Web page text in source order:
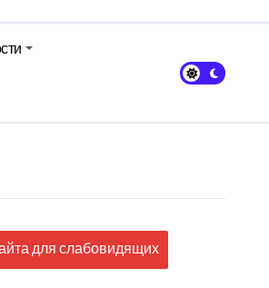
для слабовидящих